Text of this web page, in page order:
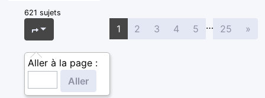
621 sujets
Page
Aller à la page :
1 2 3 4 5 … 25 »